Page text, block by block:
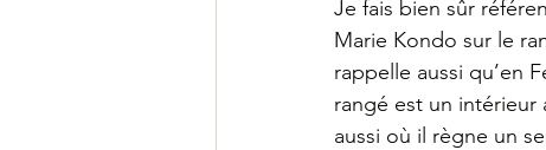
Je fais bien sûr
Marie Kondo sur le
rappelle aussi qu’en
rangé est un intérieur
aussi où il règne un